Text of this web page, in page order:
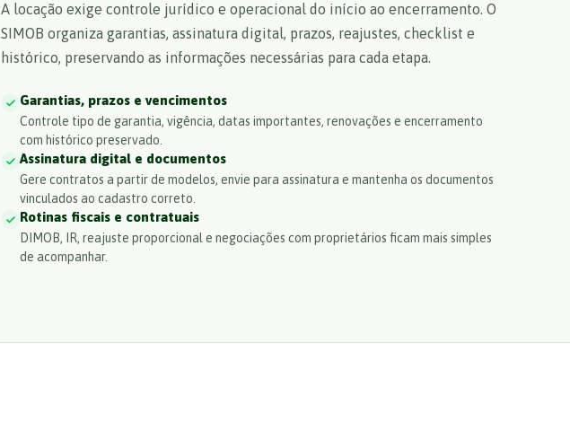
A locação exige controle jurídico e operacional do início ao encerramento. O
SIMOB organiza garantias, assinatura digital, prazos, reajustes, checklist e
histórico, preservando as informações necessárias para cada etapa.
Garantias, prazos e vencimentos
Controle tipo de garantia, vigência, datas importantes, renovações e encerramento
com histórico preservado.
Assinatura digital e documentos
Gere contratos a partir de modelos, envie para assinatura e mantenha os documentos
vinculados ao cadastro correto.
Rotinas fiscais e contratuais
DIMOB, IR, reajuste proporcional e negociações com proprietários ficam mais simples
de acompanhar.